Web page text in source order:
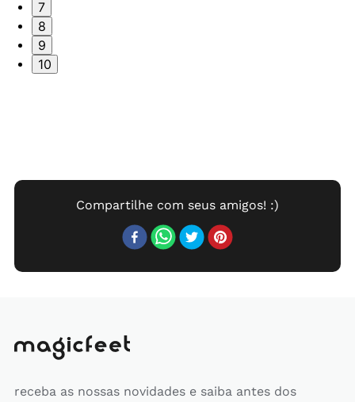
7
8
9
10
receba as nossas novidades e saiba antes dos